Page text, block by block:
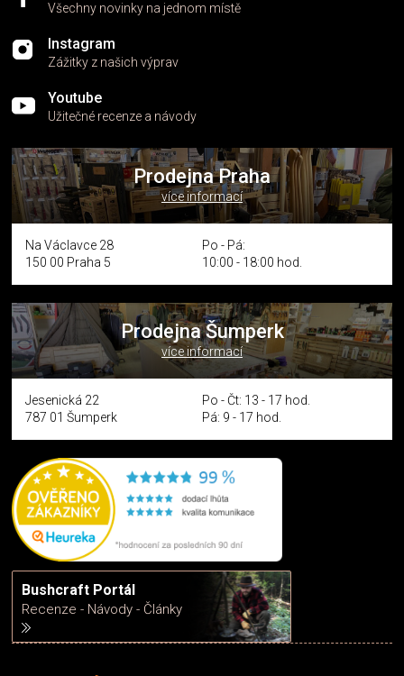
Všechny novinky na jednom místě
Instagram
Zážitky z našich výprav
Youtube
Užitečné recenze a návody
Prodejna Praha
více informací
Na Václavce 28
150 00 Praha 5
Po - Pá:
10:00 - 18:00 hod.
Prodejna Šumperk
více informací
Jesenická 22
787 01 Šumperk
Po - Čt: 13 - 17 hod.
Pá: 9 - 17 hod.
Bushcraft Portál
Recenze - Návody - Články